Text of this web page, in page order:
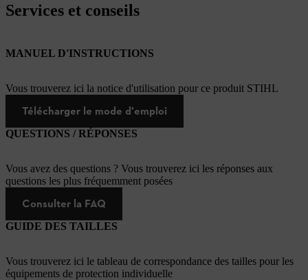
Services et conseils
MANUEL D'INSTRUCTIONS
Vous trouverez ici la notice d'utilisation pour ce produit STIHL
Télécharger le mode d'emploi
QUESTIONS / RÉPONSES
Vous avez des questions ? Vous trouverez ici les réponses aux
questions les plus fréquemment posées
Consulter la FAQ
GUIDE DES TAILLES
Vous trouverez ici le tableau de correspondance des tailles pour les
équipements de protection individuelle